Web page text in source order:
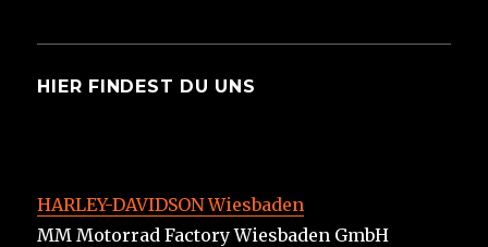
HIER FINDEST DU UNS
HARLEY-DAVIDSON Wiesbaden
MM Motorrad Factory Wiesbaden GmbH